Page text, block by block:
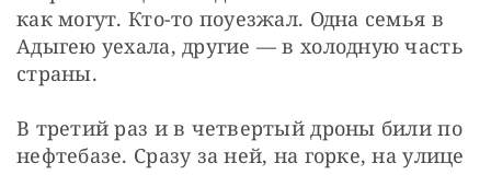
как могут. Кто-то поуезжал. Одна семья в
Адыгею уехала, другие — в холодную часть
страны.
В третий раз и в четвертый дроны били по
нефтебазе. Сразу за ней, на горке, на улице